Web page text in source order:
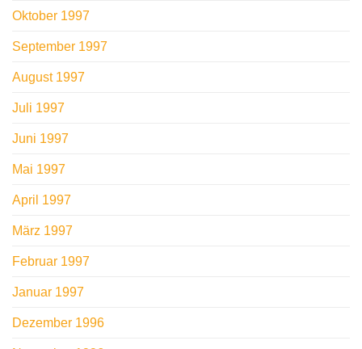
Oktober 1997
September 1997
August 1997
Juli 1997
Juni 1997
Mai 1997
April 1997
März 1997
Februar 1997
Januar 1997
Dezember 1996